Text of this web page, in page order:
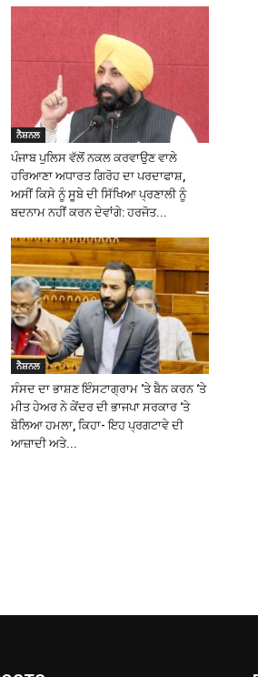
ਨੈਸ਼ਨਲ
ਪੰਜਾਬ ਪੁਲਿਸ ਵੱਲੋਂ ਨਕਲ ਕਰਵਾਉਣ ਵਾਲੇ
ਹਰਿਆਣਾ ਅਧਾਰਤ ਗਿਰੋਹ ਦਾ ਪਰਦਾਫਾਸ਼,
ਅਸੀਂ ਕਿਸੇ ਨੂੰ ਸੂਬੇ ਦੀ ਸਿੱਖਿਆ ਪ੍ਰਣਾਲੀ ਨੂੰ
ਬਦਨਾਮ ਨਹੀਂ ਕਰਨ ਦੇਵਾਂਗੇ: ਹਰਜੋਤ...
ਨੈਸ਼ਨਲ
ਸੰਸਦ ਦਾ ਭਾਸ਼ਣ ਇੰਸਟਾਗ੍ਰਾਮ ‘ਤੇ ਬੈਨ ਕਰਨ ‘ਤੇ
ਮੀਤ ਹੇਅਰ ਨੇ ਕੇਂਦਰ ਦੀ ਭਾਜਪਾ ਸਰਕਾਰ ‘ਤੇ
ਬੋਲਿਆ ਹਮਲਾ, ਕਿਹਾ- ਇਹ ਪ੍ਰਗਟਾਵੇ ਦੀ
ਆਜ਼ਾਦੀ ਅਤੇ...